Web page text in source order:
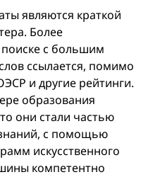
являются краткой
Более
с большим
ссылается, помимо
и другие рейтинги.
образования
они стали частью
с помощью
искусственного
компетентно